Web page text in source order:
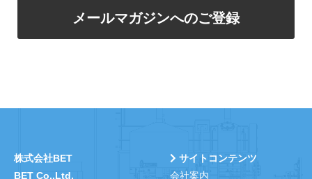
メールマガジンへのご登録
株式会社BET
BET Co,.Ltd.
サイトコンテンツ
会社案内